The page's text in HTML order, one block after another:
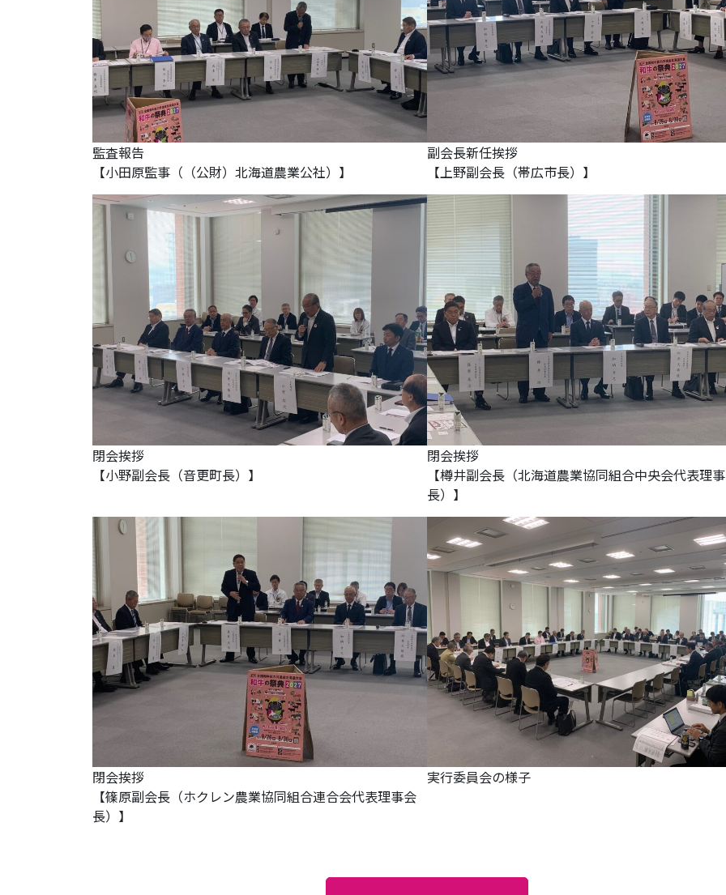
監査報告
【小田原監事（（公財）北海道農業公社）】
副会長新任挨拶
【上野副会長（帯広市長）】
閉会挨拶
【小野副会長（音更町長）】
閉会挨拶
【樽󠄀井副会長（北海道農業協同組合中央会代表理
長）】
閉会挨拶
【篠原副会長（ホクレン農業協同組合連合会代表理事会
長）】
実行委員会の様子